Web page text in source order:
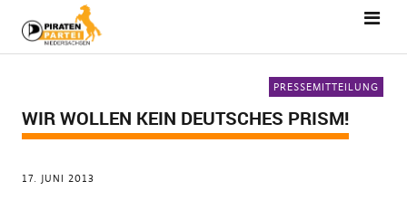
PRESSEMITTEILUNG
WIR WOLLEN KEIN DEUTSCHES PRISM!
17. JUNI 2013